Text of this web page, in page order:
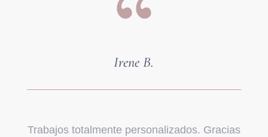
Irene B.
Trabajos totalmente personalizados. Gracias